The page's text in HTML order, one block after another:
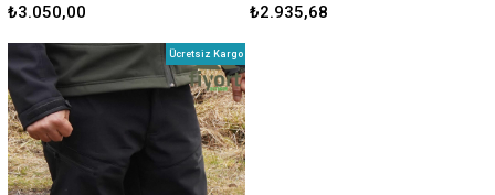
₺3.050,00 ₺2.935,68
Ücretsiz Kargo